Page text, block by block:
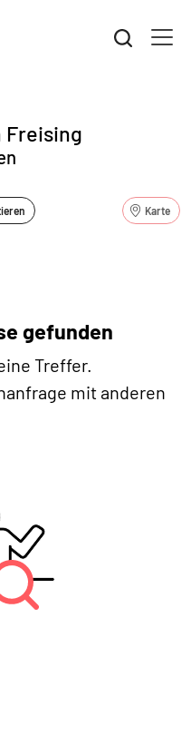
Freising
Karte
gefunden
Treffer.
mit anderen